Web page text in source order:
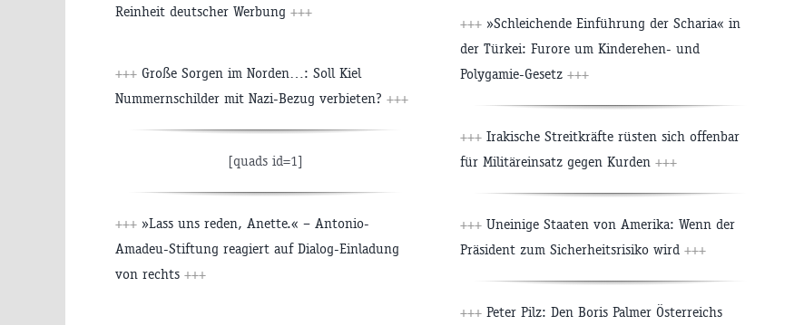
Reinheit deutscher Werbung +++
+++ Große Sorgen im Norden…: Soll Kiel
Nummernschilder mit Nazi-Bezug verbieten? +++
[quads id=1]
+++ »Lass uns reden, Anette.« – Antonio-
Amadeu-Stiftung reagiert auf Dialog-Einladung
von rechts +++
+++ »Schleichende Einführung der Scharia« in
der Türkei: Furore um Kinderehen- und
Polygamie-Gesetz +++
+++ Irakische Streitkräfte rüsten sich offenbar
für Militäreinsatz gegen Kurden +++
+++ Uneinige Staaten von Amerika: Wenn der
Präsident zum Sicherheitsrisiko wird +++
+++ Peter Pilz: Den Boris Palmer Österreichs